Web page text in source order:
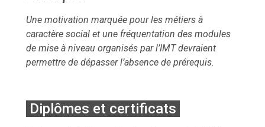
Une motivation marquée pour les métiers à
caractère social et une fréquentation des modules
de mise à niveau organisés par l’IMT devraient
permettre de dépasser l’absence de prérequis.
Diplômes et certificats